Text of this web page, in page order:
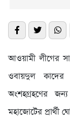
আওয়ামী লীগের
ওবায়দুল কাদের
অংশহগ্রহণের
মহাজোটের প্রার্থী